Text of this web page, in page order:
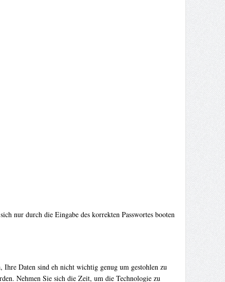
nur durch die Eingabe des korrekten Passwortes booten
Daten sind eh nicht wichtig genug um gestohlen zu
Nehmen Sie sich die Zeit, um die Technologie zu